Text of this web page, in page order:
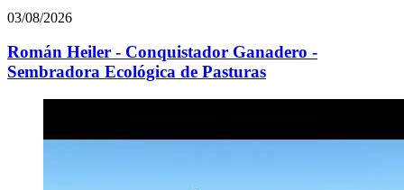
03/08/2026
Román Heiler - Conquistador Ganadero -
Sembradora Ecológica de Pasturas